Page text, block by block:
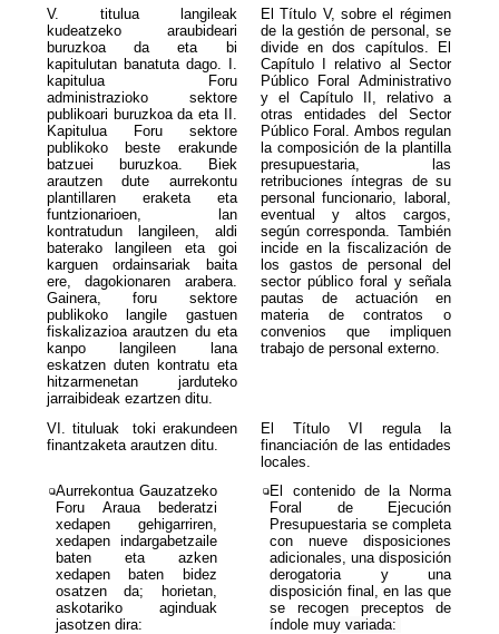
V. titulua langileak
kudeatzeko araubideari
buruzkoa da eta bi
kapitulutan banatuta dago. I.
kapitulua Foru
administrazioko sektore
publikoari buruzkoa da eta II.
Kapitulua Foru sektore
publikoko beste erakunde
batzuei buruzkoa. Biek
arautzen dute aurrekontu
plantillaren eraketa eta
funtzionarioen, lan
kontratudun langileen, aldi
baterako langileen eta goi
karguen ordainsariak baita
ere, dagokionaren arabera.
Gainera, foru sektore
publikoko langile gastuen
fiskalizazioa arautzen du eta
kanpo langileen lana
eskatzen duten kontratu eta
hitzarmenetan jarduteko
jarraibideak ezartzen ditu.
El Título V, sobre el régimen
de la gestión de personal, se
divide en dos capítulos. El
Capítulo I relativo al Sector
Público Foral Administrativo
y el Capítulo II, relativo a
otras entidades del Sector
Público Foral. Ambos regulan
la composición de la plantilla
presupuestaria, las
retribuciones íntegras de su
personal funcionario, laboral,
eventual y altos cargos,
según corresponda. También
incide en la fiscalización de
los gastos de personal del
sector público foral y señala
pautas de actuación en
materia de contratos o
convenios que impliquen
trabajo de personal externo.
VI. tituluak toki erakundeen
finantzaketa arautzen ditu.
El Título VI regula la
financiación de las entidades
locales.
❏Aurrekontua Gauzatzeko
Foru Araua bederatzi
xedapen gehigarriren,
xedapen indargabetzaile
baten eta azken
xedapen baten bidez
osatzen da; horietan,
askotariko aginduak
jasotzen dira:
❏El contenido de la Norma
Foral de Ejecución
Presupuestaria se completa
con nueve disposiciones
adicionales, una disposición
derogatoria y una
disposición final, en las que
se recogen preceptos de
índole muy variada: